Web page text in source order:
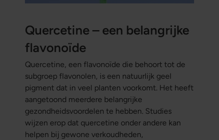
Quercetine – een belangrijke
flavonoïde
Quercetine, een flavonoïde die behoort tot de
subgroep flavonolen, is een natuurlijk geel
pigment dat in veel planten voorkomt. Het heeft
aangetoond meerdere belangrijke
gezondheidsvoordelen te hebben. Studies
wijzen erop dat quercetine onder andere kan
helpen bij gewone verkoudheden,